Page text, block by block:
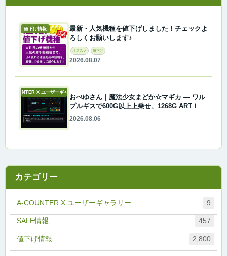
値下げ情報
最新・人気機種を値下げしました！チェックよ
ろしくお願いします♪
オススメ 値下げ
2026.08.07
A-COUNTER X ユーザーギャラリー
おぺゆさん｜魔法少女まどか☆マギカ ― ワル
プルギスで600G以上上乗せ、1268G ART！
2026.08.06
カテゴリー
A-COUNTER X ユーザーギャラリー 9
457
値下げ情報 2,800